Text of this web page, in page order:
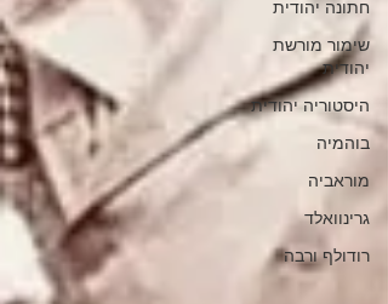
חתונה יהודית
שימור מורשת
יהודית
היסטוריה יהודית
בוהמיה
מוראביה
גרינוואלד
רודולף ורבה